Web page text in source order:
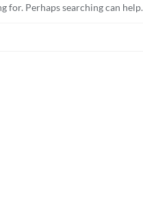
for. Perhaps searching can help.